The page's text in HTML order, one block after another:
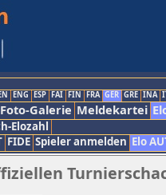
ENG ESP FAI FIN FRA GER GRE INA
Foto-Galerie Meldekartei
Elozahl
FIDE Spieler anmelden Elo